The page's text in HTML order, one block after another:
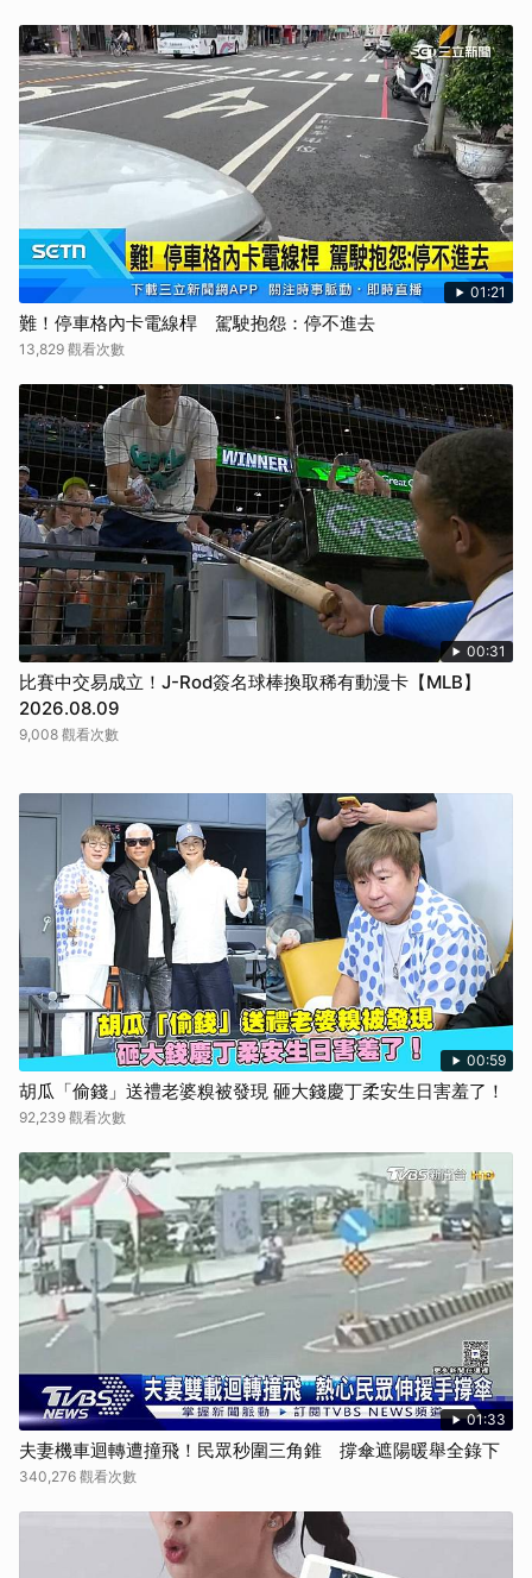
01:21
難！停車格內卡電線桿 駕駛抱怨：停不進去
13,829 觀看次數
00:31
比賽中交易成立！J-Rod簽名球棒換取稀有動漫卡【MLB】
2026.08.09
9,008 觀看次數
00:59
胡瓜「偷錢」送禮老婆糗被發現 砸大錢慶丁柔安生日害羞了！
92,239 觀看次數
01:33
夫妻機車迴轉遭撞飛！民眾秒圍三角錐 撐傘遮陽暖舉全錄下
340,276 觀看次數